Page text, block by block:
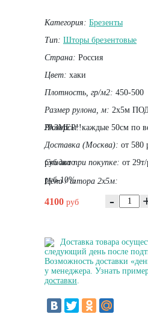
Категория: Брезенты
Тип: Шторы брезентовые
Страна: Россия
Цвет: хаки
Плотность, гр/м2: 450-500
Размер рулона, м: 2х5м
РАЗМЕР!!
Люверсы:каждые 50см по
Доставка (Москва): от 580
руб авто
Скидка при покупке: от
руб-10%
Цена / штора 2х5м:
4100 руб -
Доставка товара
следующий день после
Возможность доставки
у менеджера. Узнать
доставки.